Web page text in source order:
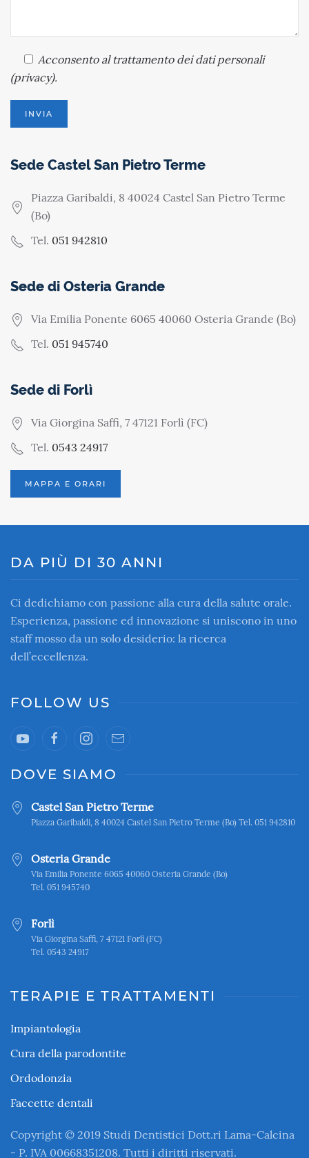
Acconsentoal trattamento dei dati personali
(privacy).
Sede Castel San Pietro Terme
Piazza Garibaldi, 8 40024 Castel San Pietro Terme
(Bo)
Tel. 051 942810
Sede di Osteria Grande
Via Emilia Ponente 6065 40060 Osteria Grande (Bo)
Tel. 051 945740
Sede di Forlì
Via Giorgina Saffi, 7 47121 Forlì (FC)
Tel. 0543 24917
MAPPA E ORARI
DA PIÙ DI 30 ANNI
Ci dedichiamo con passione alla cura della salute orale.
Esperienza, passione ed innovazione si uniscono in uno
staff mosso da un solo desiderio: la ricerca
dell’eccellenza.
FOLLOW US
DOVE SIAMO
Castel San Pietro Terme
Piazza Garibaldi, 8 40024 Castel San Pietro Terme (Bo) Tel. 051 942810
Osteria Grande
Via Emilia Ponente 6065 40060 Osteria Grande (Bo)
Tel. 051 945740
Forlì
Via Giorgina Saffi, 7 47121 Forlì (FC)
Tel. 0543 24917
TERAPIE E TRATTAMENTI
Impiantologia
Cura della parodontite
Ordodonzia
Faccette dentali
Copyright © 2019 Studi Dentistici Dott.ri Lama-Calcina
- P. IVA 00668351208. Tutti i diritti riservati.